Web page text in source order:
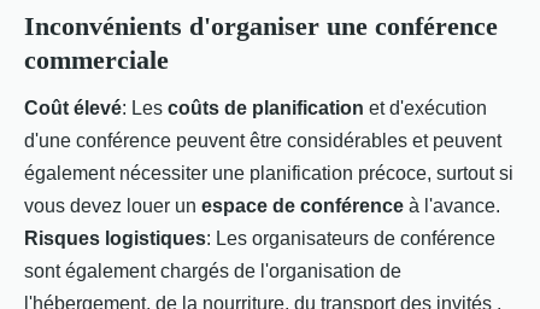
Inconvénients d'organiser une conférence
commerciale
Coût élevé: Les coûts de planification et d'exécution
d'une conférence peuvent être considérables et peuvent
également nécessiter une planification précoce, surtout si
vous devez louer un espace de conférence à l'avance.
Risques logistiques: Les organisateurs de conférence
sont également chargés de l'organisation de
l'hébergement, de la nourriture, du transport des invités ,